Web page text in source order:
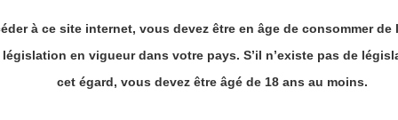
à ce site internet, vous devez être en âge de consommer de
législation en vigueur dans votre pays. S’il n’existe pas de
cet égard, vous devez être âgé de 18 ans au moins.
Cépage(s)
Merci de bien
prendre en compte :
Les envois